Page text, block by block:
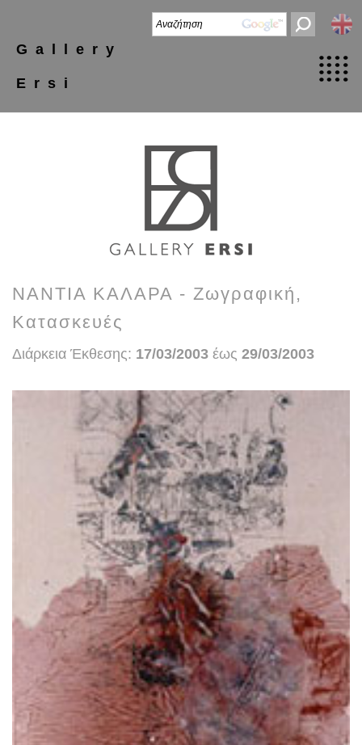
Gallery
Ersi
ΝΑΝΤΙΑ ΚΑΛΑΡΑ - Ζωγραφική,
Κατασκευές
Διάρκεια Έκθεσης: 17/03/2003 έως 29/03/2003